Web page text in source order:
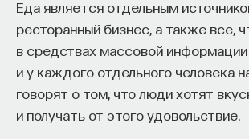
Еда является отдельным
ресторанный бизнес, а также все,
в средствах массовой
и у каждого отдельного человека
говорят о том, что люди хотят
и получать от этого удовольствие.